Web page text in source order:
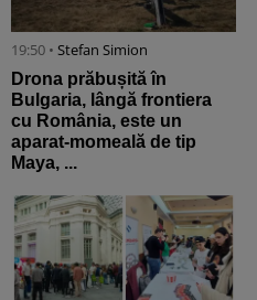
19:50 • Stefan Simion
Drona prăbușită în
Bulgaria, lângă frontiera
cu România, este un
aparat-momeală de tip
Maya, ...